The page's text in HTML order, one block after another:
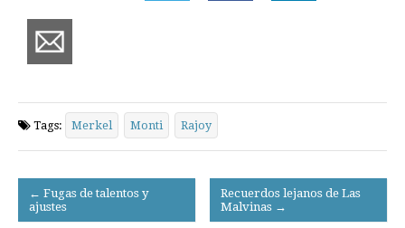
Tags: Merkel Monti Rajoy
Post
navigation
← Fugas de talentos y
ajustes
Recuerdos lejanos de Las
Malvinas →